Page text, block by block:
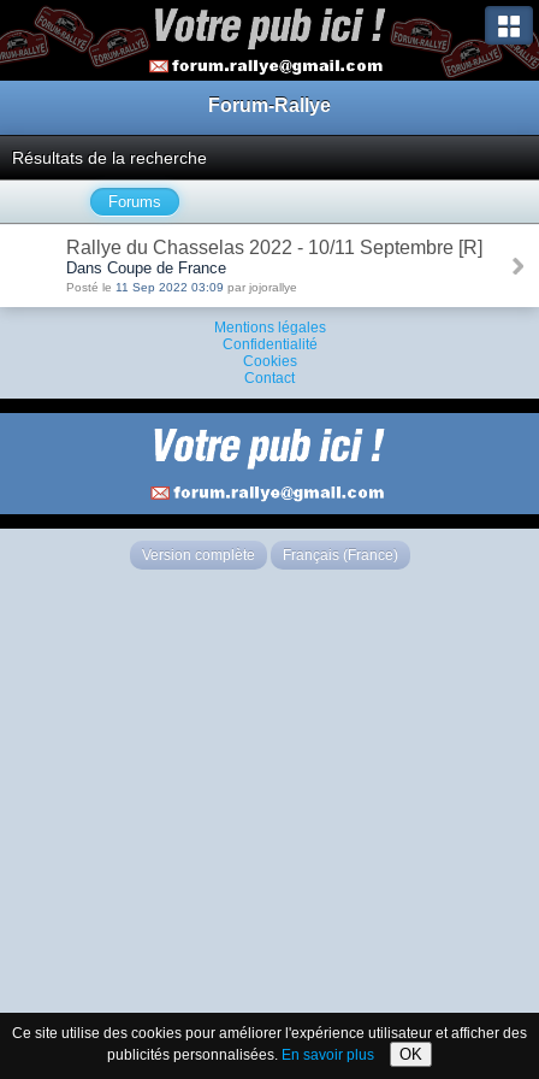
Forum-Rallye
Résultats de la recherche
Forums
Rallye du Chasselas 2022 - 10/11 Septembre [R]
Dans Coupe de France
Posté le 11 Sep 2022 03:09 par jojorallye
Mentions légales
Confidentialité
Cookies
Contact
Version complète Français (France)
Ce site utilise des cookies pour améliorer l'expérience utilisateur et afficher des
publicités personnalisées. En savoir plus OK